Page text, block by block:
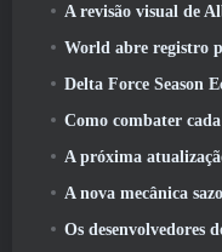
A revisão visual de Albion Online foi
World abre registro
Delta Force Season Echo
Como combater
A próxima
A nova mecânica sazonal do
Os desenvolvedores do Star Dive